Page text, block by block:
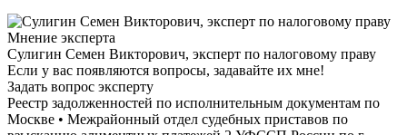
Мнение эксперта
Сулигин Семен Викторович, эксперт по налоговому праву
Если у вас появляются вопросы, задавайте их мне!
Задать вопрос эксперту
Реестр задолженностей по исполнительным документам по
Москве • Межрайонный отдел судебных приставов по